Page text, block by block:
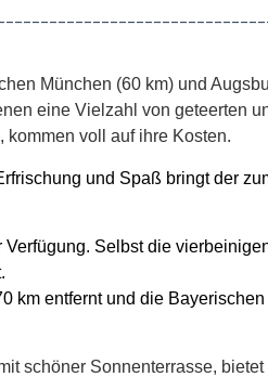
München (60 km) und
eine Vielzahl von geteerten
kommen voll auf ihre Kosten.
und Spaß bringt der
Selbst die
km entfernt und die
schöner Sonnenterrasse,